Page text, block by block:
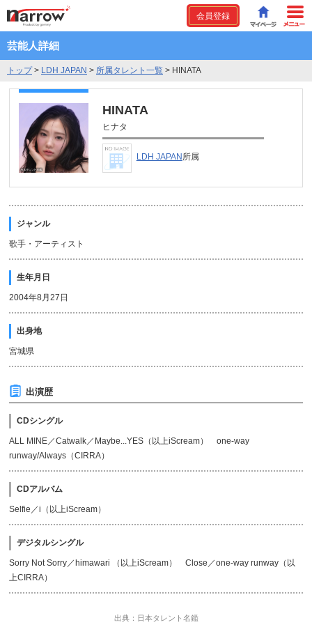
会員登録
芸能人詳細
トップ> LDH JAPAN > 所属タレント一覧 > HINATA
HINATA
ヒナタ
LDH JAPAN 所属
ジャンル
歌手・アーティスト
生年月日
2004年8月27日
出身地
宮城県
出演歴
CDシングル
ALL MINE／Catwalk／Maybe...YES（以上iScream） one-way
runway/Always（CIRRA）
CDアルバム
Selfie／i（以上iScream）
デジタルシングル
Sorry Not Sorry／himawari （以上iScream） Close／one-way runway（以
上CIRRA）
出典：日本タレント名鑑